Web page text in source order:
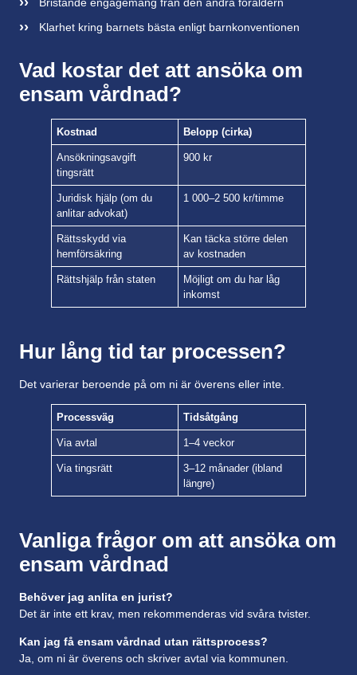
Bristande engagemang från den andra föräldern
Klarhet kring barnets bästa enligt barnkonventionen
Vad kostar det att ansöka om
ensam vårdnad?
Kostnad Belopp (cirka)
Ansökningsavgift
tingsrätt
900 kr
Juridisk hjälp (om du
anlitar advokat)
1 000–2 500 kr/timme
Rättsskydd via
hemförsäkring
Kan täcka större delen
av kostnaden
Rättshjälp från staten
Möjligt om du har låg
inkomst
Hur lång tid tar processen?
Det varierar beroende på om ni är överens eller inte.
Processväg Tidsåtgång
Via avtal 1–4 veckor
Via tingsrätt
3–12 månader (ibland
längre)
Vanliga frågor om att ansöka om
ensam vårdnad
Behöver jag anlita en jurist?
Det är inte ett krav, men rekommenderas vid svåra tvister.
Kan jag få ensam vårdnad utan rättsprocess?
Ja, om ni är överens och skriver avtal via kommunen.